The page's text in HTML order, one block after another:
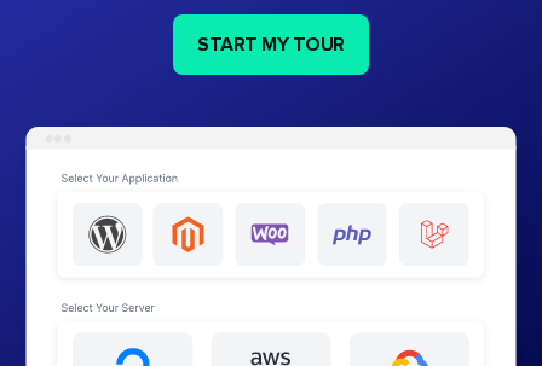
START MY TOUR